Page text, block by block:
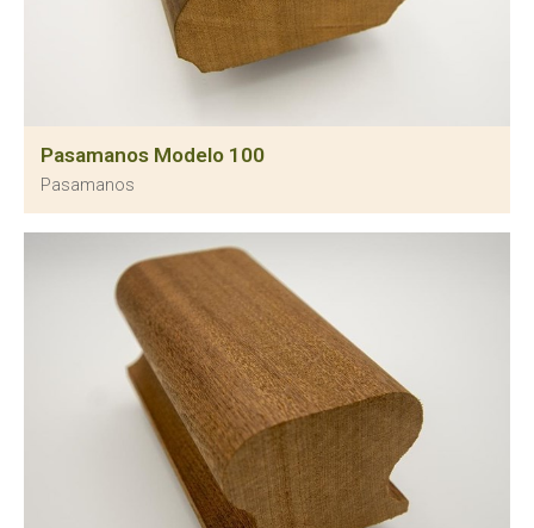
Pasamanos Modelo 100
Pasamanos